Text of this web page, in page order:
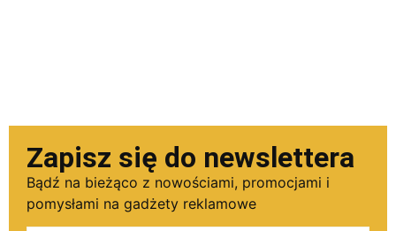
Zapisz się do newslettera
Bądź na bieżąco z nowościami, promocjami i
pomysłami na gadżety reklamowe